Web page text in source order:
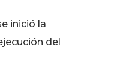
inició la
del